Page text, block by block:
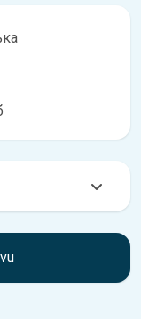
розбіжності,